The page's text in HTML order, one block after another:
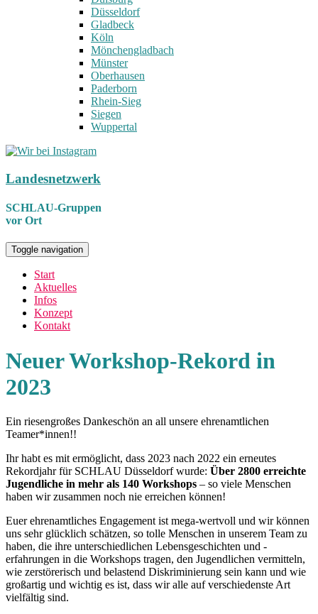
Düsseldorf
Gladbeck
Köln
Mönchengladbach
Münster
Oberhausen
Paderborn
Rhein-Sieg
Siegen
Wuppertal
Landesnetzwerk
SCHLAU-Gruppen
vor Ort
Toggle navigation
Start
Aktuelles
Infos
Konzept
Kontakt
Neuer Workshop-Rekord in
2023
Ein riesengroßes Dankeschön an all unsere ehrenamtlichen
Teamer*innen!!
Ihr habt es mit ermöglicht, dass 2023 nach 2022 ein erneutes
Rekordjahr für SCHLAU Düsseldorf wurde: Über 2800 erreichte
Jugendliche in mehr als 140 Workshops – so viele Menschen
haben wir zusammen noch nie erreichen können!
Euer ehrenamtliches Engagement ist mega-wertvoll und wir können
uns sehr glücklich schätzen, so tolle Menschen in unserem Team zu
haben, die ihre unterschiedlichen Lebensgeschichten und -
erfahrungen in die Workshops tragen, den Jugendlichen vermitteln,
wie zerstörerisch und belastend Diskriminierung sein kann und wie
großartig und wichtig es ist, dass wir alle auf verschiedenste Art
vielfältig sind.